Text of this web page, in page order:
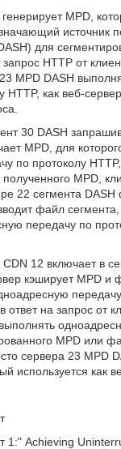
MPD,
источник
для
HTTP от
MPD DASH
HTTP, как веб-
30 DASH
MPD, для
по протоколу HTTP,
MPD,
22 сегмента
файл сегмента,
передачу по
CDN 12 включает в
кэширует MPD и
ответ на запрос от
MPD или
сервера 23 MPD
используется как
1:" Achieving